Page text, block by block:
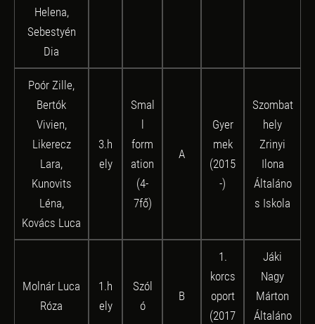
Helena,
Sebestyén
Dia
Poór Zille,
Bertók
Vivien,
Likerecz
Lara,
Kunovits
Léna,
Kovács Luca
3.h
ely
Smal
l
form
ation
(4-
7fő)
A
Gyer
mek
(2015
-)
Szombat
hely
Zrinyi
Ilona
Általáno
s Iskola
Molnár Luca
Róza
1.h
ely
Szól
ó
B
1.
korcs
oport
(2017
Jáki
Nagy
Márton
Általáno